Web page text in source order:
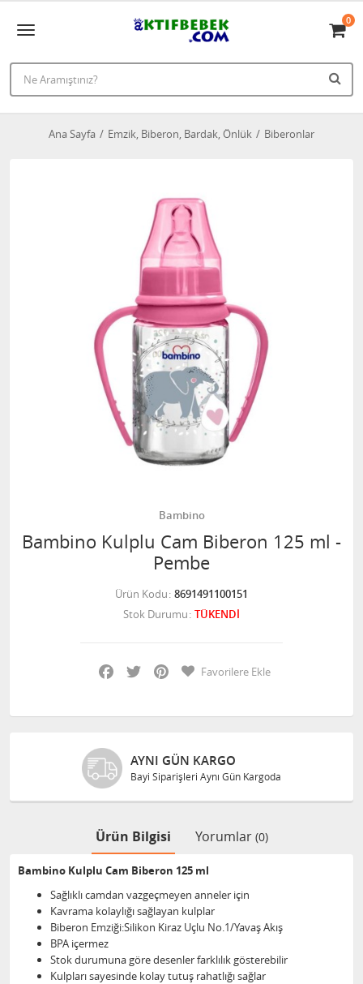
0
Ana Sayfa Emzik, Biberon, Bardak, Önlük Biberonlar
Bambino
Bambino Kulplu Cam Biberon 125 ml -
Pembe
Ürün Kodu 8691491100151
Stok Durumu TÜKENDİ
Facebook
Twitter PinterestFavorilere Ekle
AYNI GÜN KARGO
Bayi Siparişleri Aynı Gün Kargoda
Ürün Bilgisi Yorumlar (0)
Bambino Kulplu Cam Biberon 125 ml
Sağlıklı camdan vazgeçmeyen anneler için
Kavrama kolaylığı sağlayan kulplar
Biberon Emziği:Silikon Kiraz Uçlu No.1/Yavaş Akış
BPA içermez
Stok durumuna göre desenler farklılık gösterebilir
Kulpları sayesinde kolay tutuş rahatlığı sağlar